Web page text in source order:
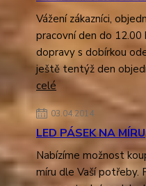
Vážení zákazníci,
pracovní den do 12.00
dopravy s dobírkou
ještě tentýž den
celé
03.04.2014
LED PÁSEK NA MÍRU
Nabízíme možnost
míru dle Vaší potřeby.